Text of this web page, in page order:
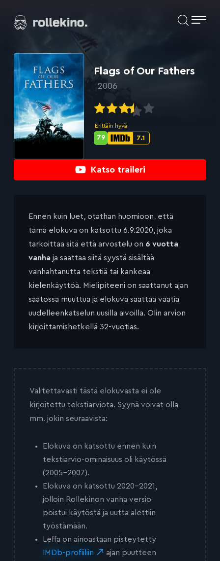
suoraan
Elokuvat ja elokuva-arviot | Rollekino.fi
jälkeen.
Katso traileri
Flags of Our Fathers
2006
Erittäin hyvä
IMDb-
7.1
Metascore-
79
Ennen kuin luet, otathan huomioon, että
tämä elokuva on katsottu 6.9.2020, joka
tarkoittaa sitä että arvostelu on 6 vuotta
vanha ja saattaa siitä syystä sisältää
vanhahtanutta tekstiä tai kankeaa
kielenkäyttöä. Mielipiteeni on saattanut ajan
saatossa muuttua ja elokuva saattaa vaatia
uudelleenkatselun uusilla aivoilla. Olin arvion
kirjoittamishetkellä 32-vuotias.
Valitettavasti tästä elokuvasta ei ole
kirjoitettu tekstiarviota. Syynä voivat olla
mm. jokin seuraavista:
Elokuva on katsottu ennen kuin
tekstiarvio-ominaisuus oli käytössä
(2005-2007).
Elokuva on katsottu 2020-2021,
jolloin Rollekinon vanha versio
poistui käytöstä ja uutta alettiin
työstämään.
Leffa on ainoastaan pisteytetty
IMDb-profiiliin
ajan puutteen